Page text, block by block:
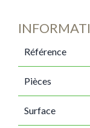
Référence
Pièces
Surface